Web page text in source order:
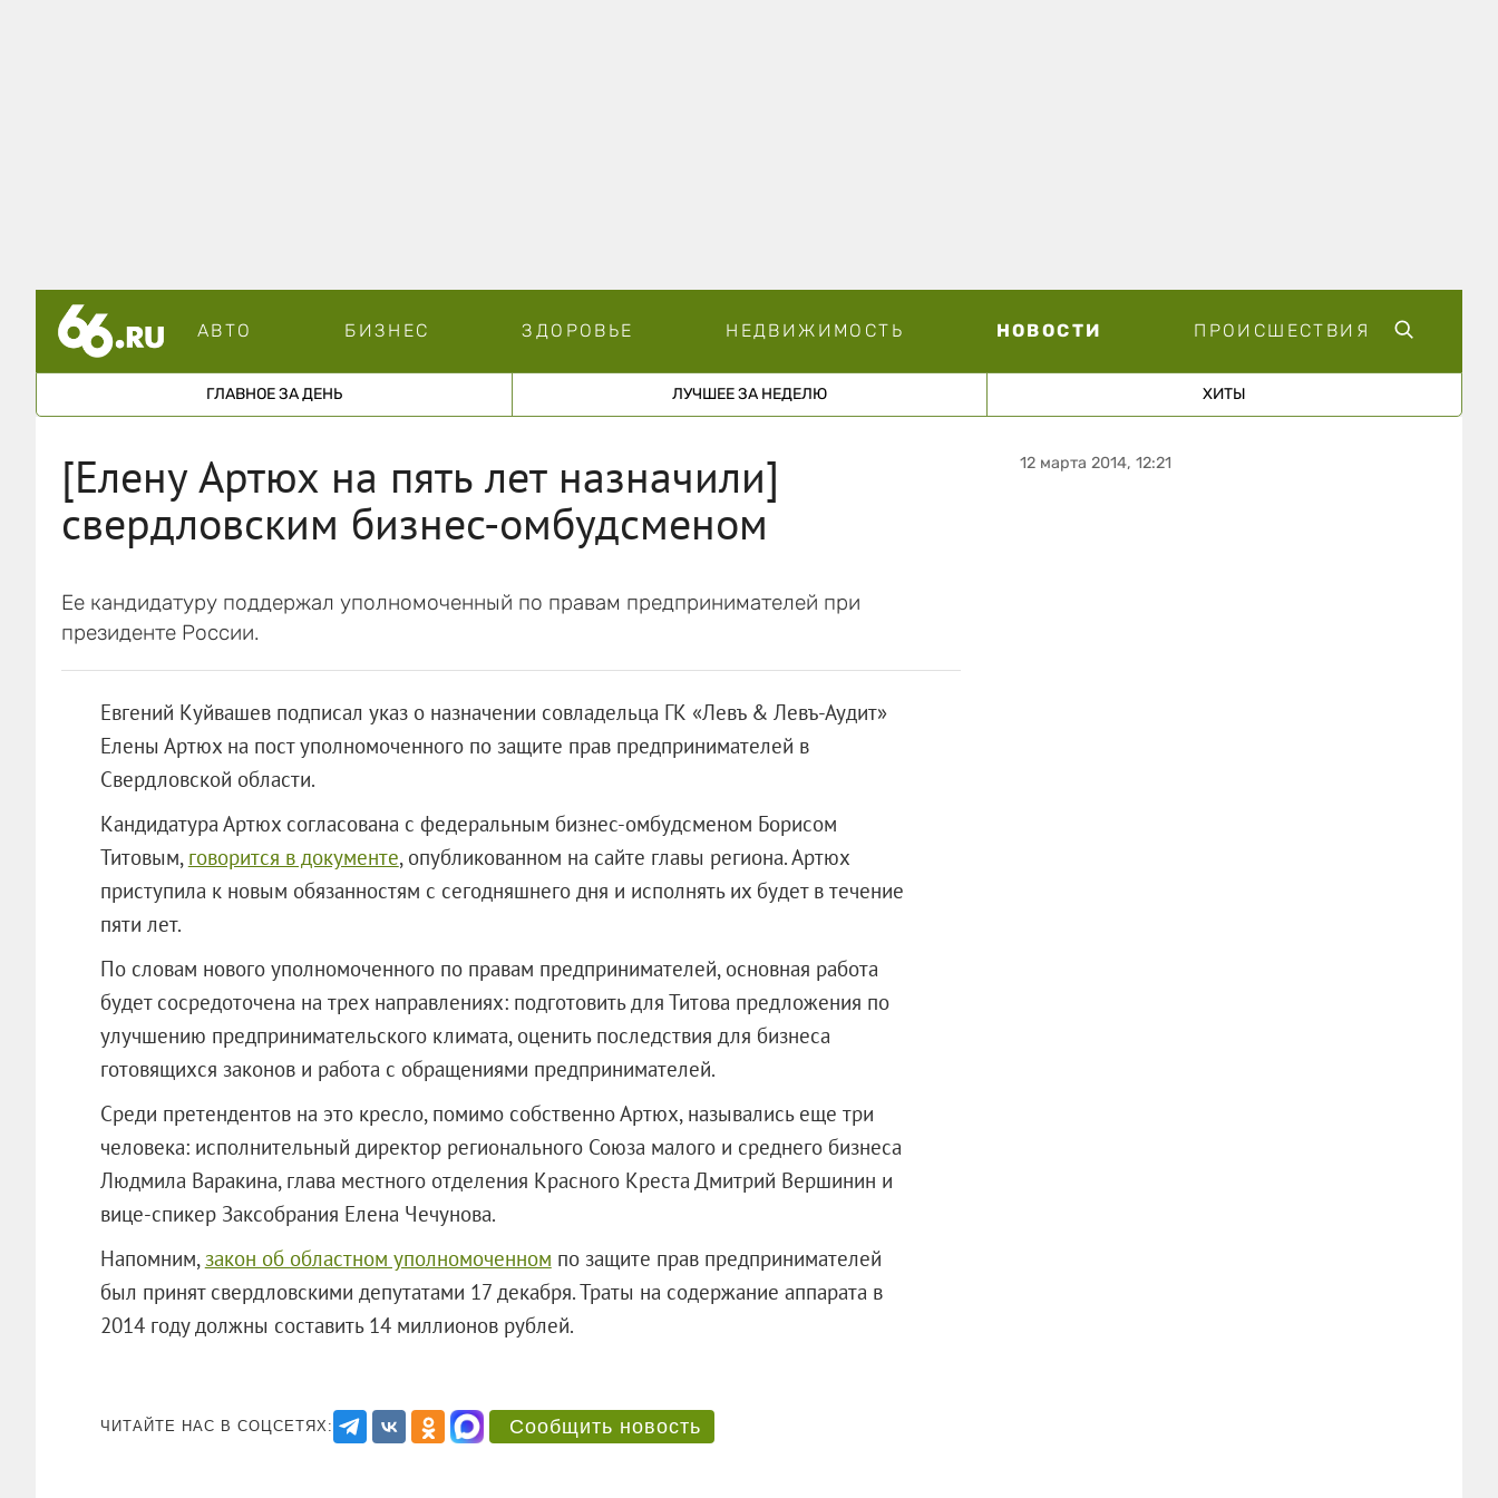
АВТО БИЗНЕС ЗДОРОВЬЕ НЕДВИЖИМОСТЬ НОВОСТИ ПРОИСШЕСТВИЯ
ГЛАВНОЕ ЗА ДЕНЬ ЛУЧШЕЕ ЗА НЕДЕЛЮ ХИТЫ
[Елену Артюх на пять лет назначили]
свердловским бизнес-омбудсменом
Ее кандидатуру поддержал уполномоченный по правам предпринимателей при
президенте России.
Евгений Куйвашев подписал указ о назначении совладельца ГК «Левъ & Левъ-Аудит»
Елены Артюх на пост уполномоченного по защите прав предпринимателей в
Свердловской области.
Кандидатура Артюх согласована с федеральным бизнес-омбудсменом Борисом
Титовым, говорится в документе, опубликованном на сайте главы региона. Артюх
приступила к новым обязанностям с сегодняшнего дня и исполнять их будет в течение
пяти лет.
По словам нового уполномоченного по правам предпринимателей, основная работа
будет сосредоточена на трех направлениях: подготовить для Титова предложения по
улучшению предпринимательского климата, оценить последствия для бизнеса
готовящихся законов и работа с обращениями предпринимателей.
Среди претендентов на это кресло, помимо собственно Артюх, назывались еще три
человека: исполнительный директор регионального Союза малого и среднего бизнеса
Людмила Варакина, глава местного отделения Красного Креста Дмитрий Вершинин и
вице-спикер Заксобрания Елена Чечунова.
Напомним, закон об областном уполномоченном по защите прав предпринимателей
был принят свердловскими депутатами 17 декабря. Траты на содержание аппарата в
2014 году должны составить 14 миллионов рублей.
ЧИТАЙТЕ НАС В СОЦСЕТЯХ: Сообщить новость
12 марта 2014, 12:21